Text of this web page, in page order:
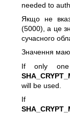
needed to
Якщо не
(5000), а це
сучасного
Значення
If only
will be used.
If